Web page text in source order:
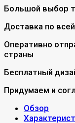
Большой выбор
Доставка по
Оперативно
страны
Бесплатный
Придумаем и
Обзор